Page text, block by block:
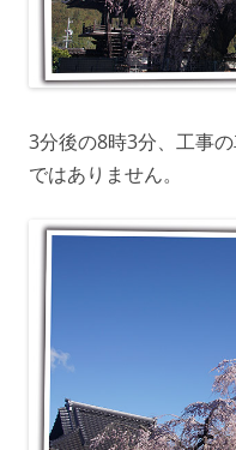
3分後の8時3分、工事
ではありません。